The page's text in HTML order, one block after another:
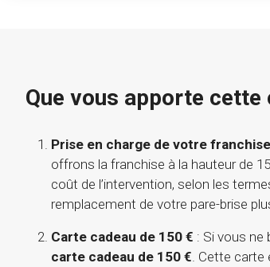
Que vous apporte cette
Prise en charge de votre franchise
offrons la franchise à la hauteur de
coût de l’intervention, selon les
remplacement de votre pare-brise
Carte cadeau de 150 € : Si vous ne
carte cadeau de 150 €. Cette carte